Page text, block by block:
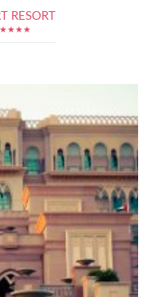
RESORT
★★★★★